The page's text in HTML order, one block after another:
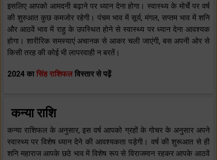
इसलिए आपको आमदनी बढ़ाने पर ध्यान देना होगा। स्वास्थ्य के मोर्चे पर वर्ष
की शुरुआत कुछ कमजोर रहेगी। पंचम भाव में सूर्य, मंगल, सप्तम भाव में शनि
और आठवें भाव में राहु के उपस्थित होने से स्वास्थ्य पर ध्यान देना आवश्यक
होगा। शारीरिक समस्याएं अचानक से आकर चली जाएंगी, बस अपनी ओर से
किसी तरह की कोई भी लापरवाही न बरतें।
2024 कासिंह राशिफलविस्तार से पढ़ें
कन्या राशि
कन्या राशिफल के अनुसार, इस वर्ष आपको ग्रहों के गोचर के अनुसार अपने
स्वास्थ्य पर विशेष ध्यान देने की आवश्यकता पड़ेगी। वर्ष की शुरूआत से ही
शनि महाराज आपके छठे भाव में विशेष रूप से विराजमान रहकर आपके आठवें